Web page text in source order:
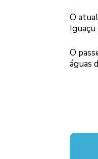
O
O
águas